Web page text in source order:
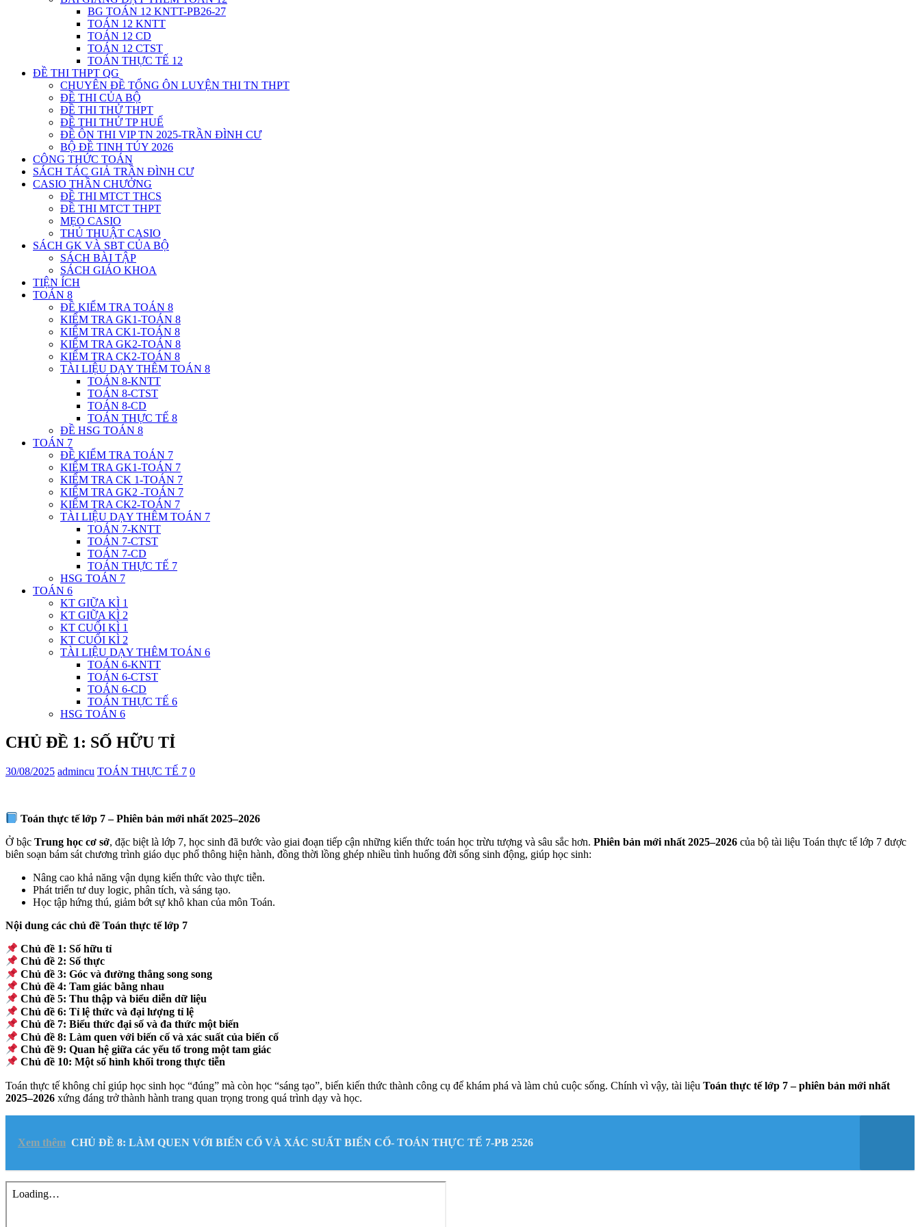
BG TOÁN 12 KNTT-PB26-27
TOÁN 12 KNTT
TOÁN 12 CD
TOÁN 12 CTST
TOÁN THỰC TẾ 12
ĐỀ THI THPT QG
CHUYÊN ĐỀ TỔNG ÔN LUYỆN THI TN THPT
ĐỀ THI CỦA BỘ
ĐỀ THI THỬ THPT
ĐỀ THI THỬ TP HUẾ
ĐỀ ÔN THI VIP TN 2025-TRẦN ĐÌNH CƯ
BỘ ĐỀ TINH TÚY 2026
CÔNG THỨC TOÁN
SÁCH TÁC GIẢ TRẦN ĐÌNH CƯ
CASIO THẦN CHƯỞNG
ĐỀ THI MTCT THCS
ĐỀ THI MTCT THPT
MẸO CASIO
THỦ THUẬT CASIO
SÁCH GK VÀ SBT CỦA BỘ
SÁCH BÀI TẬP
SÁCH GIÁO KHOA
TIỆN ÍCH
TOÁN 8
ĐỀ KIỂM TRA TOÁN 8
KIỂM TRA GK1-TOÁN 8
KIỂM TRA CK1-TOÁN 8
KIỂM TRA GK2-TOÁN 8
KIỂM TRA CK2-TOÁN 8
TÀI LIỆU DẠY THÊM TOÁN 8
TOÁN 8-KNTT
TOÁN 8-CTST
TOÁN 8-CD
TOÁN THỰC TẾ 8
ĐỀ HSG TOÁN 8
TOÁN 7
ĐỀ KIỂM TRA TOÁN 7
KIỂM TRA GK1-TOÁN 7
KIỂM TRA CK 1-TOÁN 7
KIỂM TRA GK2 -TOÁN 7
KIỂM TRA CK2-TOÁN 7
TÀI LIỆU DẠY THÊM TOÁN 7
TOÁN 7-KNTT
TOÁN 7-CTST
TOÁN 7-CD
TOÁN THỰC TẾ 7
HSG TOÁN 7
TOÁN 6
KT GIỮA KÌ 1
KT GIỮA KÌ 2
KT CUỐI KÌ 1
KT CUỐI KÌ 2
TÀI LIỆU DẠY THÊM TOÁN 6
TOÁN 6-KNTT
TOÁN 6-CTST
TOÁN 6-CD
TOÁN THỰC TẾ 6
HSG TOÁN 6
CHỦ ĐỀ 1: SỐ HỮU TỈ
30/08/2025 admincu TOÁN THỰC TẾ 7 0
Toán thực tế lớp 7 – Phiên bản mới nhất 2025–2026
Ở bậc Trung học cơ sở, đặc biệt là lớp 7, học sinh đã bước vào giai đoạn tiếp cận những kiến thức toán học trừu tượng và sâu sắc hơn. Phiên bản mới nhất 2025–2026 của bộ tài liệu Toán thực tế lớp 7 được
biên soạn bám sát chương trình giáo dục phổ thông hiện hành, đồng thời lồng ghép nhiều tình huống đời sống sinh động, giúp học sinh:
Nâng cao khả năng vận dụng kiến thức vào thực tiễn.
Phát triển tư duy logic, phân tích, và sáng tạo.
Học tập hứng thú, giảm bớt sự khô khan của môn Toán.
Nội dung các chủ đề Toán thực tế lớp 7
Chủ đề 1: Số hữu tỉ
Chủ đề 2: Số thực
Chủ đề 3: Góc và đường thẳng song song
Chủ đề 4: Tam giác bằng nhau
Chủ đề 5: Thu thập và biểu diễn dữ liệu
Chủ đề 6: Tỉ lệ thức và đại lượng tỉ lệ
Chủ đề 7: Biểu thức đại số và đa thức một biến
Chủ đề 8: Làm quen với biến cố và xác suất của biến cố
Chủ đề 9: Quan hệ giữa các yếu tố trong một tam giác
Chủ đề 10: Một số hình khối trong thực tiễn
Toán thực tế không chỉ giúp học sinh học “đúng” mà còn học “sáng tạo”, biến kiến thức thành công cụ để khám phá và làm chủ cuộc sống. Chính vì vậy, tài liệu Toán thực tế lớp 7 – phiên bản mới nhất
2025–2026 xứng đáng trở thành hành trang quan trọng trong quá trình dạy và học.
Xem thêm CHỦ ĐỀ 8: LÀM QUEN VỚI BIẾN CỐ VÀ XÁC SUẤT BIẾN CỐ- TOÁN THỰC TẾ 7-PB 2526